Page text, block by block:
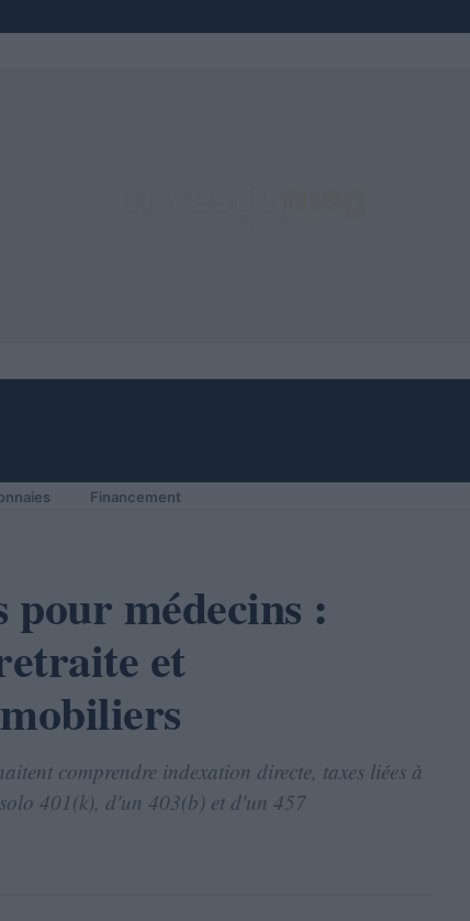
Financement
pour médecins :
et
comprendre indexation directe, taxes liées à
401(k), d'un 403(b) et d'un 457